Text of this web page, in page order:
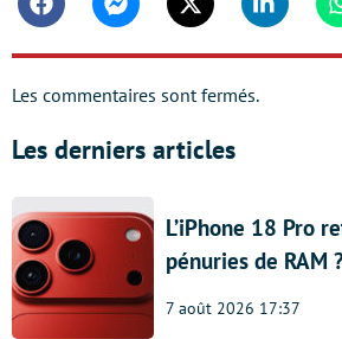
FacebookMessengerTwitter Linkedin
Les commentaires sont fermés.
Les derniers articles
L’iPhone 18 Pro
pénuries de RAM
7 août 2026 17:37